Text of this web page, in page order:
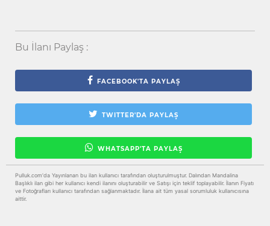
Bu İlanı Paylaş :
FACEBOOK'TA PAYLAŞ
TWITTER'DA PAYLAŞ
WHATSAPP'TA PAYLAŞ
Pulluk.com'da Yayınlanan bu ilan kullanıcı tarafından oluşturulmuştur. Dalından Mandalina
Başlıklı ilan gibi her kullanıcı kendi ilanını oluşturabilir ve Satışı için teklif toplayabilir. İlanın Fiyatı
ve Fotoğrafları kullanıcı tarafından sağlanmaktadır. İlana ait tüm yasal sorumluluk kullanıcısına
aittir.